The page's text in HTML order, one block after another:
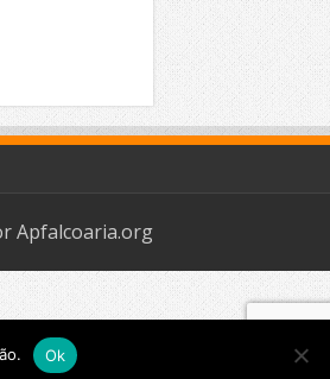
Apfalcoaria.org
Ok